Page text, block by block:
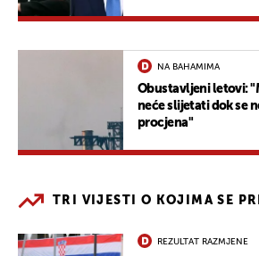
NA BAHAMIMA
Obustavljeni letovi:
neće slijetati dok se
procjena"
TRI VIJESTI O KOJIMA SE
REZULTAT RAZMJENE